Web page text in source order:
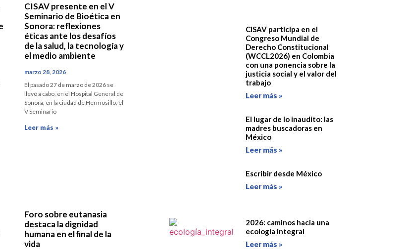
CISAV presente en el V
Seminario de Bioética en
Sonora: reflexiones
éticas ante los desafíos
de la salud, la tecnología y
el medio ambiente
marzo 28, 2026
El pasado 27 de marzo de 2026 se
llevó a cabo, en el Hospital General de
Sonora, en la ciudad de Hermosillo, el
V Seminario
Leer más »
Foro sobre eutanasia
destaca la dignidad
humana en el final de la
vida
CISAV participa en el
Congreso Mundial de
Derecho Constitucional
(WCCL2026) en Colombia
con una ponencia sobre la
justicia social y el valor del
trabajo
Leer más »
El lugar de lo inaudito: las
madres buscadoras en
México
Leer más »
Escribir desde México
Leer más »
2026: caminos hacia una
ecología integral
Leer más »